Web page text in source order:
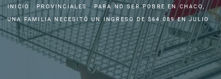
INICIO PROVINCIALES
PARA NO SER POBRE EN CHACO,
UNA FAMILIA NECESITÓ UN INGRESO DE $64.089 EN JULIO